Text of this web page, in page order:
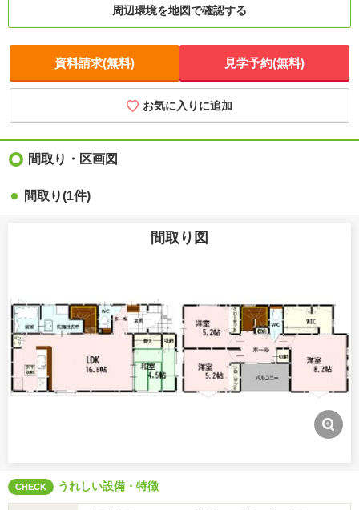
周辺環境を地図で確認する
資料請求(無料) 見学予約(無料)
お気に入りに追加
間取り・区画図
間取り(1件)
間取り図
CHECK うれしい設備・特徴